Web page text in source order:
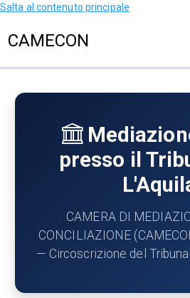
Salta al contenuto principale
CAMECON
presso il
CAMERA DI
CONCILIAZIONE
— Circoscrizione del